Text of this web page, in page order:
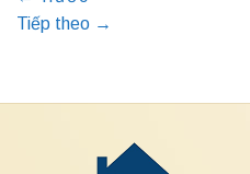
Tiếp theo →